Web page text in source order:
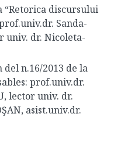
“Retorica discursului
Sanda-
univ. dr. Nicoleta-
del n.16/2013 de la
prof.univ.dr.
lector univ. dr.
asist.univ.dr.